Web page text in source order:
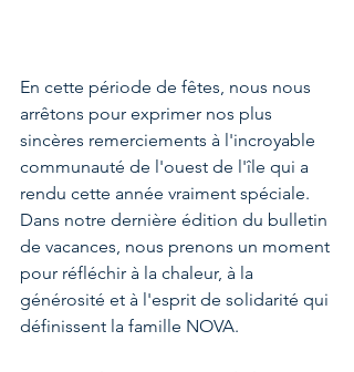
En cette période de fêtes, nous nous
arrêtons pour exprimer nos plus
sincères remerciements à l'incroyable
communauté de l'ouest de l'île qui a
rendu cette année vraiment spéciale.
Dans notre dernière édition du bulletin
de vacances, nous prenons un moment
pour réfléchir à la chaleur, à la
générosité et à l'esprit de solidarité qui
définissent la famille NOVA.